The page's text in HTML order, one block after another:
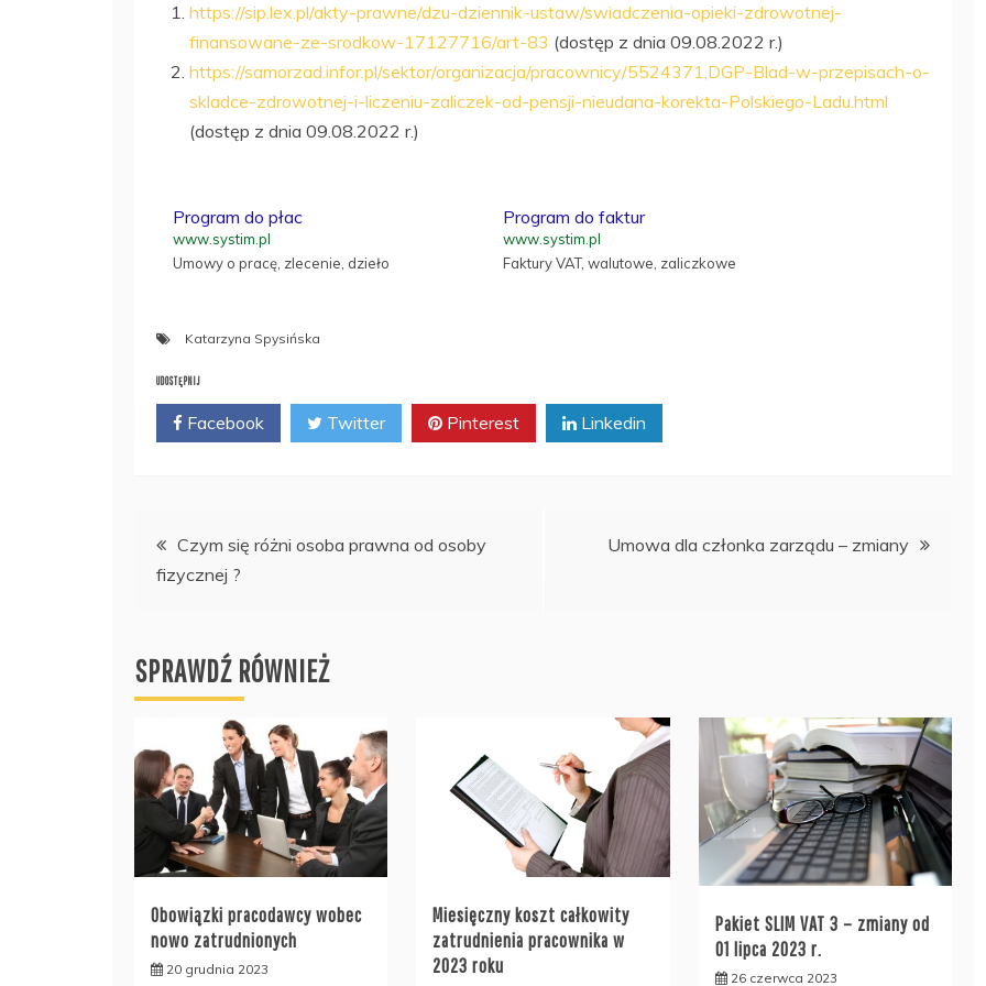
https://sip.lex.pl/akty-prawne/dzu-dziennik-ustaw/swiadczenia-opieki-zdrowotnej-
finansowane-ze-srodkow-17127716/art-83 (dostęp z dnia 09.08.2022 r.)
https://samorzad.infor.pl/sektor/organizacja/pracownicy/5524371,DGP-Blad-w-przepisach-o-
skladce-zdrowotnej-i-liczeniu-zaliczek-od-pensji-nieudana-korekta-Polskiego-Ladu.html
(dostęp z dnia 09.08.2022 r.)
Program do płac
www.systim.pl
Umowy o pracę, zlecenie, dzieło
Program do faktur
www.systim.pl
Faktury VAT, walutowe, zaliczkowe
Katarzyna Spysińska
UDOSTĘPNIJ
Facebook Twitter Pinterest Linkedin
Nawigacja
wpisu
Czym się różni osoba prawna od osoby
fizycznej ?
Umowa dla członka zarządu – zmiany
SPRAWDŹ RÓWNIEŻ
Obowiązki pracodawcy wobec
nowo zatrudnionych
20 grudnia 2023
Miesięczny koszt całkowity
zatrudnienia pracownika w
2023 roku
Pakiet SLIM VAT 3 – zmiany od
01 lipca 2023 r.
26 czerwca 2023